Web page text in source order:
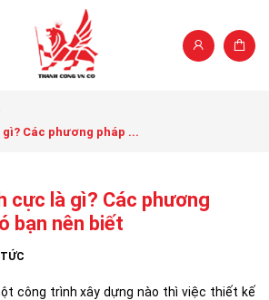
Các phương pháp ...
cực là gì? Các phương
bạn nên biết
công trình xây dựng nào thì việc thiết kế